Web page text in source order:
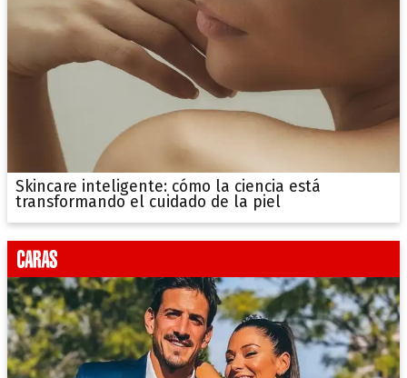
Skincare inteligente: cómo la ciencia está
transformando el cuidado de la piel